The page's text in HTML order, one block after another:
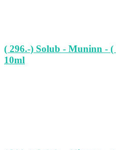
( 296.-) Solub - Muninn -
10ml